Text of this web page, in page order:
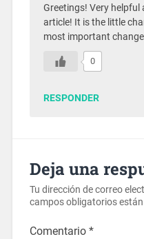
Greetings! Very
article! It is the little
most important
0
RESPONDER
Deja una
Tu dirección de correo
campos obligatorios
Comentario *